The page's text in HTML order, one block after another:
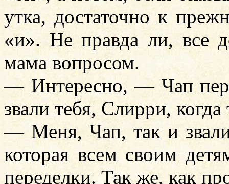
утка, достаточно к
«и». Не правда ли, все
мама вопросом.
— Интересно, — Чап
звали тебя, Слирри,
— Меня, Чап, так и
которая всем своим
переделки. Так же, как